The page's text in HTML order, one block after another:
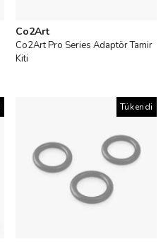
Co2Art
Co2Art Pro Series Adaptör Tamir
Kiti
Tükendi